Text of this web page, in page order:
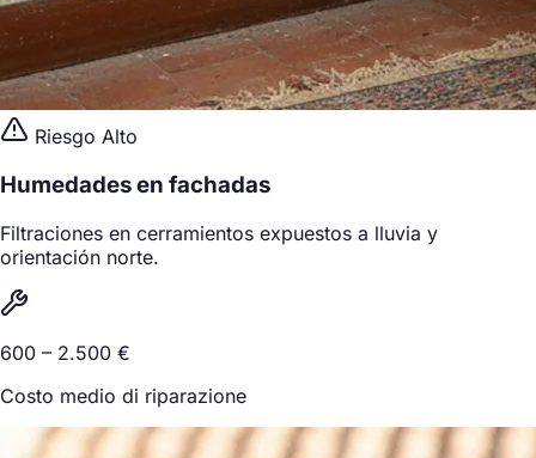
Riesgo Alto
Humedades en fachadas
Filtraciones en cerramientos expuestos a lluvia y
orientación norte.
600 – 2.500 €
Costo medio di riparazione